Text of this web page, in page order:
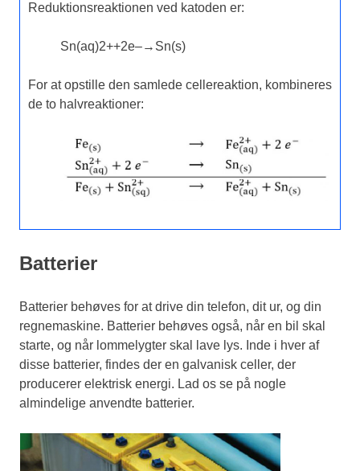
Reduktionsreaktionen ved katoden er:
Sn(aq)2++2e–→ Sn(s)
For at opstille den samlede cellereaktion, kombineres
de to halvreaktioner:
Batterier
Batterier behøves for at drive din telefon, dit ur, og din
regnemaskine. Batterier behøves også, når en bil skal
starte, og når lommelygter skal lave lys. Inde i hver af
disse batterier, findes der en galvanisk celler, der
producerer elektrisk energi. Lad os se på nogle
almindelige anvendte batterier.